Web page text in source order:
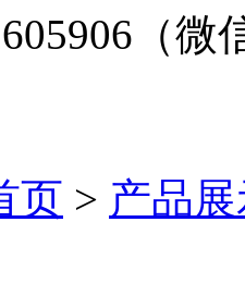
（微
页 > 产品